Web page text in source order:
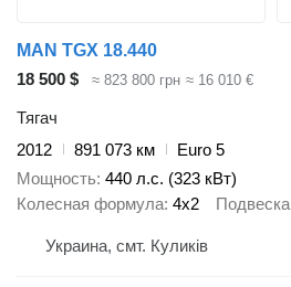
MAN TGX 18.440
18 500 $
≈ 823 800 грн ≈ 16 010 €
Тягач
2012
891 073 км
Euro 5
Мощность 440 л.с. (323 кВт)
Колесная формула 4x2 Подвеска
Украина, смт. Куликів